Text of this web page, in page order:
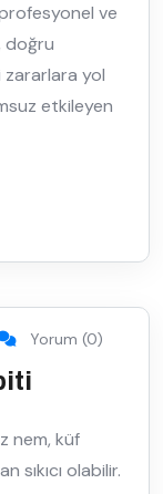
ve
doğru
zararlara yol
etkileyen
Yorum (0)
nem, küf
sıkıcı olabilir.